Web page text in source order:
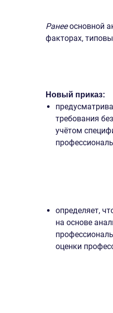
Ранееосновной
факторах,
Новый приказ:
требования
учётом
определяет,
на основе
оценки